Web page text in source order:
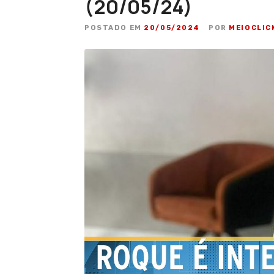
(20/05/24)
POSTADO EM 20/05/2024 POR